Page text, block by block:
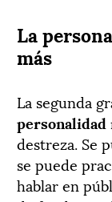
La
más
La segunda
personalidad
destreza. Se
se puede
hablar en